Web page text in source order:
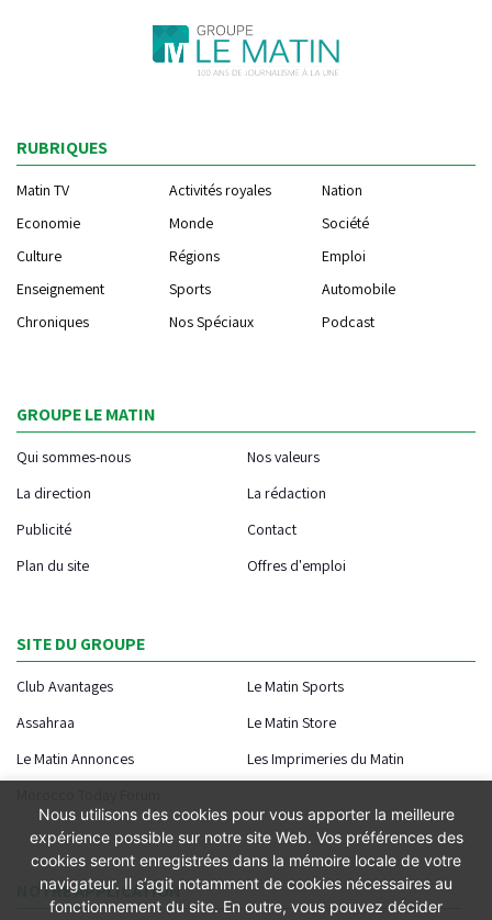
RUBRIQUES
Matin TV Activités royales
Nation
Economie
Monde
Société
Culture
Régions
Emploi
Enseignement
Sports
Automobile
Chroniques
Nos Spéciaux Podcast
GROUPE LE MATIN
Qui sommes-nous
Nos valeurs
La direction
La rédaction
Publicité
Contact
Plan du site
Offres d'emploi
SITE DU GROUPE
Club Avantages
Le Matin Sports
Assahraa
Le Matin Store
Le Matin Annonces
Les Imprimeries du Matin
NOTRE APPLICATION
Nous utilisons des cookies pour vous apporter la meilleure
expérience possible sur notre site Web. Vos préférences des
cookies seront enregistrées dans la mémoire locale de votre
navigateur. Il s’agit notamment de cookies nécessaires au
fonctionnement du site. En outre, vous pouvez décider